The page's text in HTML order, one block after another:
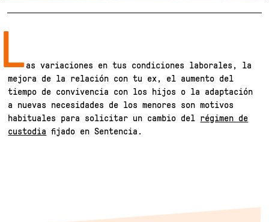
as variaciones en tus condiciones laborales, la
mejora de la relación con tu ex, el aumento del
tiempo de convivencia con los hijos o la adaptación
a nuevas necesidades de los menores son motivos
habituales para solicitar un cambio del régimen de
custodia fijado en Sentencia.